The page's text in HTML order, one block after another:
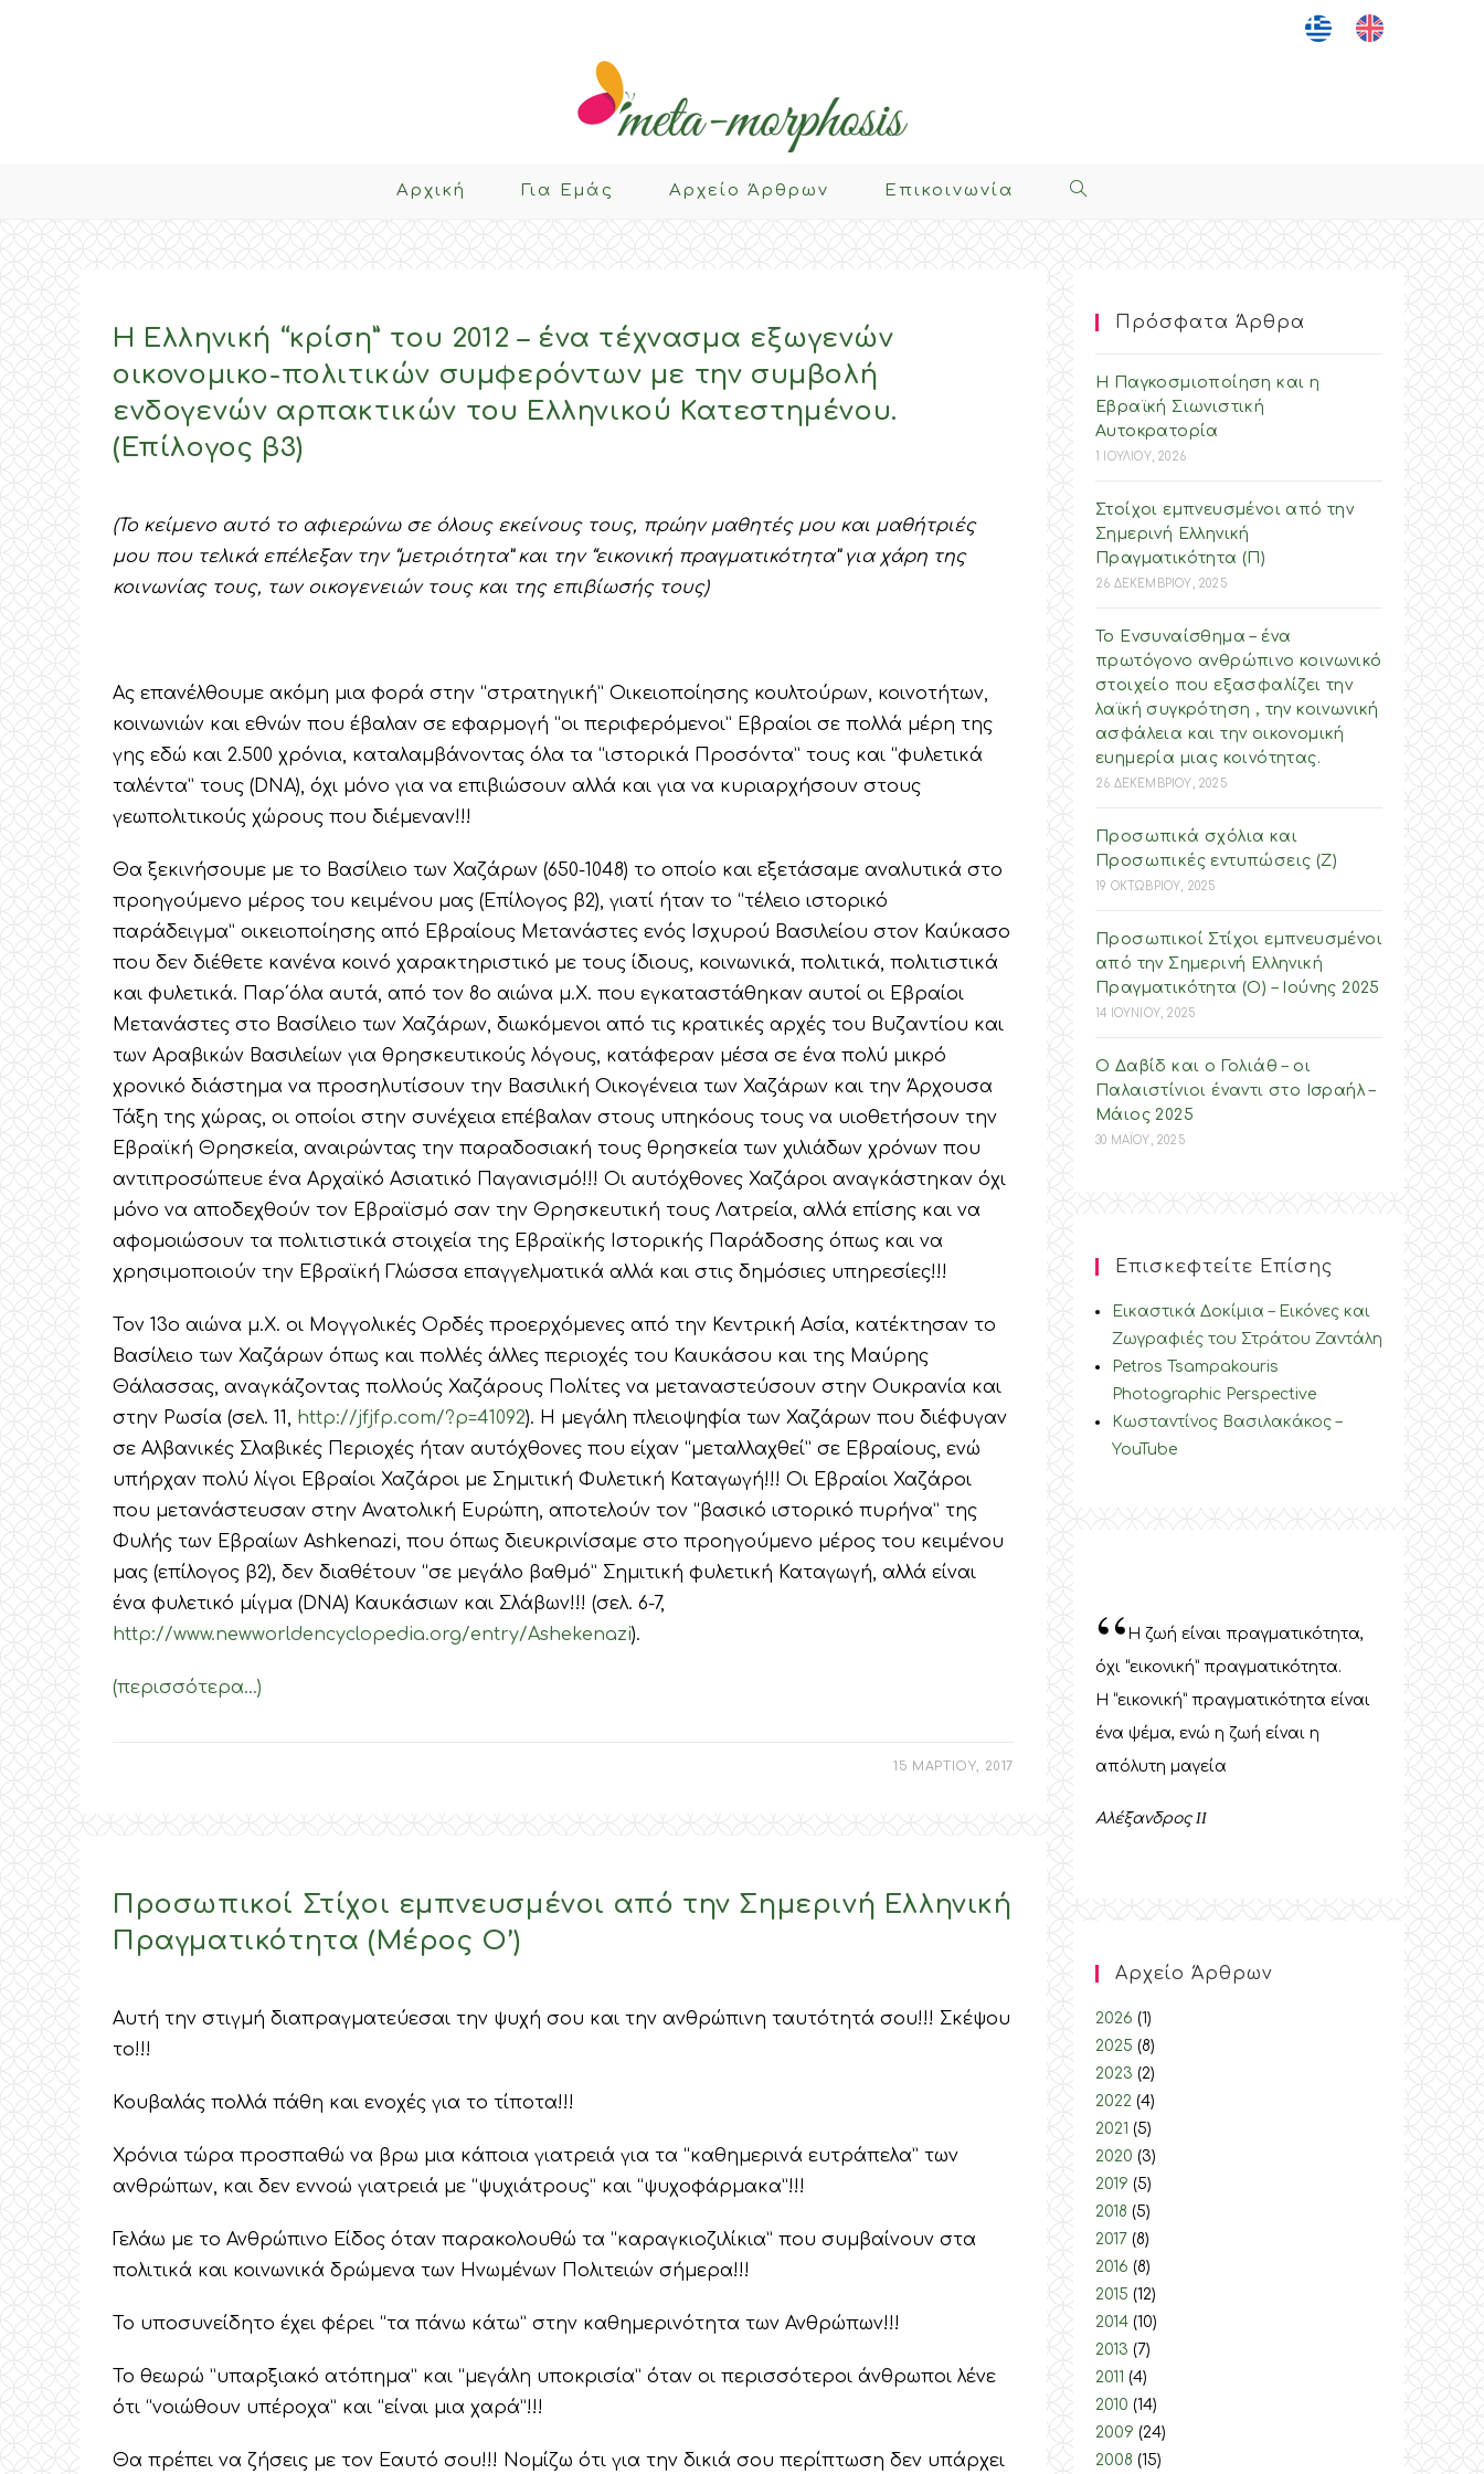
Αρχική Για Eμάς Αρχείο Άρθρων Επικοινωνία Toggle
Website
Η Ελληνική “κρίση” του 2012 – ένα τέχνασμα εξωγενών
οικονομικο-πολιτικών συμφερόντων με την συμβολή
ενδογενών αρπακτικών του Ελληνικού Κατεστημένου.
(Επίλογος β3)
(Το κείμενο αυτό το αφιερώνω σε όλους εκείνους τους, πρώην μαθητές μου και μαθήτριές
μου που τελικά επέλεξαν την “μετριότητα” και την “εικονική πραγματικότητα” για χάρη της
κοινωνίας τους, των οικογενειών τους και της επιβίωσής τους)
Ας επανέλθουμε ακόμη μια φορά στην “στρατηγική” Οικειοποίησης κουλτούρων, κοινοτήτων,
κοινωνιών και εθνών που έβαλαν σε εφαρμογή “οι περιφερόμενοι” Εβραίοι σε πολλά μέρη της
γης εδώ και 2.500 χρόνια, καταλαμβάνοντας όλα τα “ιστορικά Προσόντα” τους και “φυλετικά
ταλέντα” τους (DNA), όχι μόνο για να επιβιώσουν αλλά και για να κυριαρχήσουν στους
γεωπολιτικούς χώρους που διέμεναν!!!
Θα ξεκινήσουμε με το Βασίλειο των Χαζάρων (650-1048) το οποίο και εξετάσαμε αναλυτικά στο
προηγούμενο μέρος του κειμένου μας (Επίλογος β2), γιατί ήταν το “τέλειο ιστορικό
παράδειγμα” οικειοποίησης από Εβραίους Μετανάστες ενός Ισχυρού Βασιλείου στον Καύκασο
που δεν διέθετε κανένα κοινό χαρακτηριστικό με τους ίδιους, κοινωνικά, πολιτικά, πολιτιστικά
και φυλετικά. Παρ΄όλα αυτά, από τον 8ο αιώνα μ.Χ. που εγκαταστάθηκαν αυτοί οι Εβραίοι
Μετανάστες στο Βασίλειο των Χαζάρων, διωκόμενοι από τις κρατικές αρχές του Βυζαντίου και
των Αραβικών Βασιλείων για θρησκευτικούς λόγους, κατάφεραν μέσα σε ένα πολύ μικρό
χρονικό διάστημα να προσηλυτίσουν την Βασιλική Οικογένεια των Χαζάρων και την Άρχουσα
Τάξη της χώρας, οι οποίοι στην συνέχεια επέβαλαν στους υπηκόους τους να υιοθετήσουν την
Εβραϊκή Θρησκεία, αναιρώντας την παραδοσιακή τους θρησκεία των χιλιάδων χρόνων που
αντιπροσώπευε ένα Αρχαϊκό Ασιατικό Παγανισμό!!! Οι αυτόχθονες Χαζάροι αναγκάστηκαν όχι
μόνο να αποδεχθούν τον Εβραϊσμό σαν την Θρησκευτική τους Λατρεία, αλλά επίσης και να
αφομοιώσουν τα πολιτιστικά στοιχεία της Εβραϊκής Ιστορικής Παράδοσης όπως και να
χρησιμοποιούν την Εβραϊκή Γλώσσα επαγγελματικά αλλά και στις δημόσιες υπηρεσίες!!!
Τον 13ο αιώνα μ.Χ. οι Μογγολικές Ορδές προερχόμενες από την Κεντρική Ασία, κατέκτησαν το
Βασίλειο των Χαζάρων όπως και πολλές άλλες περιοχές του Καυκάσου και της Μαύρης
Θάλασσας, αναγκάζοντας πολλούς Χαζάρους Πολίτες να μεταναστεύσουν στην Ουκρανία και
στην Ρωσία (σελ. 11, http://jfjfp.com/?p=41092). Η μεγάλη πλειοψηφία των Χαζάρων που διέφυγαν
σε Αλβανικές Σλαβικές Περιοχές ήταν αυτόχθονες που είχαν “μεταλλαχθεί” σε Εβραίους, ενώ
υπήρχαν πολύ λίγοι Εβραίοι Χαζάροι με Σημιτική Φυλετική Καταγωγή!!! Οι Εβραίοι Χαζάροι
που μετανάστευσαν στην Ανατολική Ευρώπη, αποτελούν τον “βασικό ιστορικό πυρήνα” της
Φυλής των Εβραίων Ashkenazi, που όπως διευκρινίσαμε στο προηγούμενο μέρος του κειμένου
μας (επίλογος β2), δεν διαθέτουν “σε μεγάλο βαθμό” Σημιτική φυλετική Καταγωγή, αλλά είναι
ένα φυλετικό μίγμα (DNA) Καυκάσιων και Σλάβων!!! (σελ. 6-7,
http://www.newworldencyclopedia.org/entry/Ashekenazi).
(περισσότερα…)
15 ΜΑΡΤΙΟΥ, 2017
Προσωπικοί Στίχοι εμπνευσμένοι από την Σημερινή Ελληνική
Πραγματικότητα (Μέρος Ο’)
Αυτή την στιγμή διαπραγματεύεσαι την ψυχή σου και την ανθρώπινη ταυτότητά σου!!! Σκέψου
το!!!
Κουβαλάς πολλά πάθη και ενοχές για το τίποτα!!!
Χρόνια τώρα προσπαθώ να βρω μια κάποια γιατρειά για τα “καθημερινά ευτράπελα” των
ανθρώπων, και δεν εννοώ γιατρειά με “ψυχιάτρους” και “ψυχοφάρμακα”!!!
Γελάω με το Ανθρώπινο Είδος όταν παρακολουθώ τα “καραγκιοζιλίκια” που συμβαίνουν στα
πολιτικά και κοινωνικά δρώμενα των Ηνωμένων Πολιτειών σήμερα!!!
Το υποσυνείδητο έχει φέρει “τα πάνω κάτω” στην καθημερινότητα των Ανθρώπων!!!
Το θεωρώ ”υπαρξιακό ατόπημα” και “μεγάλη υποκρισία” όταν οι περισσότεροι άνθρωποι λένε
ότι “νοιώθουν υπέροχα” και “είναι μια χαρά”!!!
Θα πρέπει να ζήσεις με τον Εαυτό σου!!! Νομίζω ότι για την δικιά σου περίπτωση δεν υπάρχει
Πρόσφατα Άρθρα
Η Παγκοσμιοποίηση και η
Εβραϊκή Σιωνιστική
Αυτοκρατορία
1 ΙΟΥΛΙΟΥ, 2026
Στοίχοι εμπνευσμένοι από την
Σημερινή Ελληνική
Πραγματικότητα (Π)
26 ΔΕΚΕΜΒΡΙΟΥ, 2025
Το Ενσυναίσθημα – ένα
πρωτόγονο ανθρώπινο κοινωνικό
στοιχείο που εξασφαλίζει την
λαϊκή συγκρότηση , την κοινωνική
ασφάλεια και την οικονομική
ευημερία μιας κοινότητας.
26 ΔΕΚΕΜΒΡΙΟΥ, 2025
Προσωπικά σχόλια και
Προσωπικές εντυπώσεις (Ζ)
19 ΟΚΤΩΒΡΙΟΥ, 2025
Προσωπικοί Στίχοι εμπνευσμένοι
από την Σημερινή Ελληνική
Πραγματικότητα (O) – Ιούνης 2025
14 ΙΟΥΝΙΟΥ, 2025
Ο Δαβίδ και ο Γολιάθ – οι
Παλαιστίνιοι έναντι στο Ισραήλ –
Mάιος 2025
30 ΜΑΪΟΥ, 2025
Επισκεφτείτε Επίσης
Εικαστικά Δοκίμια – Εικόνες και
Ζωγραφιές του Στράτου Ζαντάλη
Petros Tsampakouris
Photographic Perspective
Κωσταντίνος Βασιλακάκος –
YouTube
“Η ζωή είναι πραγματικότητα,
όχι “εικονική” πραγματικότητα.
Η “εικονική” πραγματικότητα είναι
ένα ψέμα, ενώ η ζωή είναι η
απόλυτη μαγεία
Αλέξανδρος II
Αρχείο Άρθρων
2026 (1)
2025 (8)
2023 (2)
2022 (4)
2021 (5)
2020 (3)
2019 (5)
2018 (5)
2017 (8)
2016 (8)
2015 (12)
2014 (10)
2013 (7)
2011 (4)
2010 (14)
2009 (24)
2008 (15)